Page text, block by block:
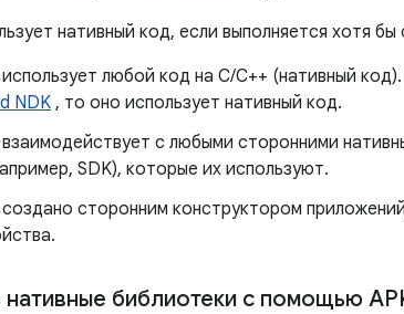
нативный код, если выполняется хотя
любой код на C/C++ (нативный
NDK , то оно использует нативный код.
с любыми сторонними
SDK), которые их используют.
сторонним конструктором
библиотеки с помощью